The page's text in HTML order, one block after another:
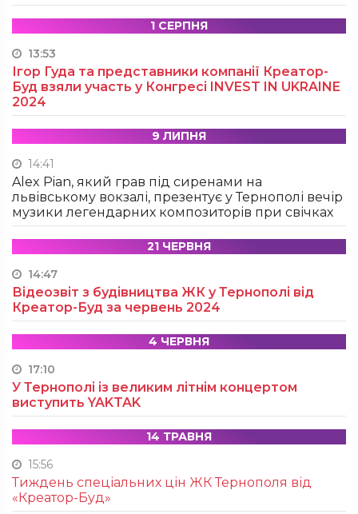
1 СЕРПНЯ
13:53
Ігор Гуда та представники компанії Креатор-
Буд взяли участь у Конгресі INVEST IN UKRAINE
2024
9 ЛИПНЯ
14:41
Alex Pian, який грав під сиренами на
львівському вокзалі, презентує у Тернополі вечір
музики легендарних композиторів при свічках
21 ЧЕРВНЯ
14:47
Відеозвіт з будівництва ЖК у Тернополі від
Креатор-Буд за червень 2024
4 ЧЕРВНЯ
17:10
У Тернополі із великим літнім концертом
виступить YAKTAK
14 ТРАВНЯ
15:56
Тиждень спеціальних цін ЖК Тернополя від
«Креатор-Буд»